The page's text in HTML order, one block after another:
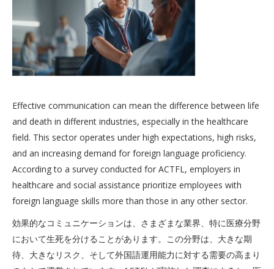
Effective communication can mean the difference between life
and death in different industries, especially in the healthcare
field. This sector operates under high expectations, high risks,
and an increasing demand for foreign language proficiency.
According to a survey conducted for ACTFL, employers in
healthcare and social assistance prioritize employees with
foreign language skills more than those in any other sector.
効果的なコミュニケーションは、さまざまな業界、特に医療分野
において生死を分けることがあります。この分野は、大きな期
待、大きなリスク、そして外国語運用能力に対する需要の高まり